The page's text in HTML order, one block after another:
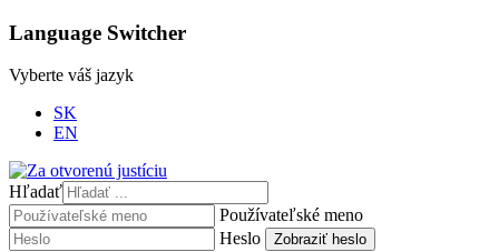
Language Switcher
Vyberte váš jazyk
SK
EN
Hľadať
Používateľské meno
Heslo
Zobraziť heslo